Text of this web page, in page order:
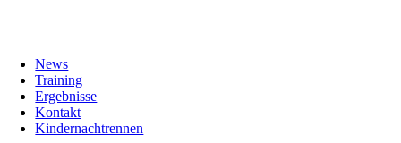
News
Training
Ergebnisse
Kontakt
Kindernachtrennen